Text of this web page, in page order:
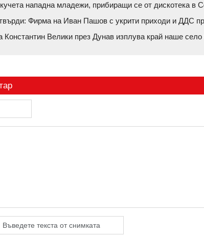
нападна младежи, прибиращи се от дискотека в
Фирма на Иван Пашов с укрити приходи и ДДС
Константин Велики през Дунав изплува край наше